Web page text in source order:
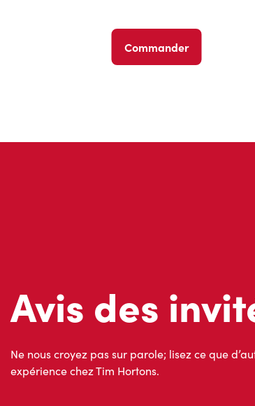
Commander
Avis des
Ne nous croyez pas sur parole; lisez ce que
expérience chez Tim Hortons.